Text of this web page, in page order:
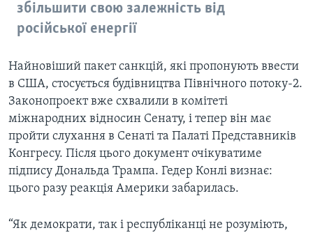
збільшити свою залежність від
російської енергії
Найновіший пакет санкцій, які пропонують ввести
в США, стосується будівництва Північного потоку-2.
Законопроект вже схвалили в комітеті
міжнародних відносин Сенату, і тепер він має
пройти слухання в Сенаті та Палаті Представників
Конгресу. Після цього документ очікуватиме
підпису Дональда Трампа. Гедер Конлі визнає:
цього разу реакція Америки забарилась.
“Як демократи, так і республіканці не розуміють,